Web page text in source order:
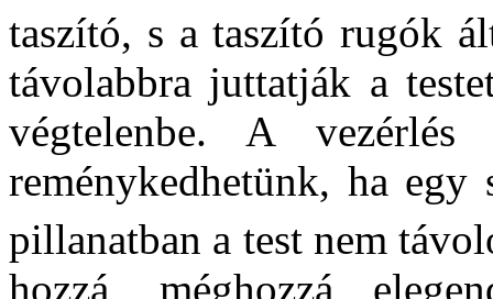
taszító, s a taszító rugók
távolabbra juttatják a
végtelenbe. A vezérlés
reménykedhetünk, ha
pillanatban a test nem
hozzá, méghozzá